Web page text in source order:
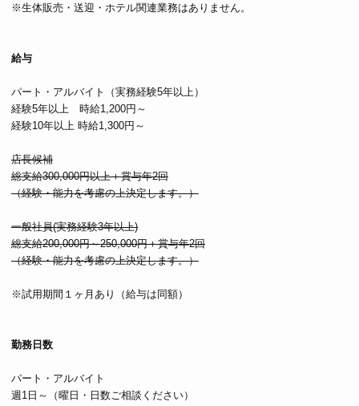
※生体販売・送迎・ホテル関連業務はありません。
給与
パート・アルバイト（実務経験5年以上）
経験5年以上 時給1,200円～
経験10年以上 時給1,300円～
店長候補
総支給300,000円以上＋賞与年2回
（経験・能力を考慮の上決定します。）
一般社員(実務経験3年以上)
総支給200,000円～250,000円＋賞与年2回
（経験・能力を考慮の上決定します。）
※試用期間１ヶ月あり（給与は同額）
勤務日数
パート・アルバイト
週1日～（曜日・日数ご相談ください）